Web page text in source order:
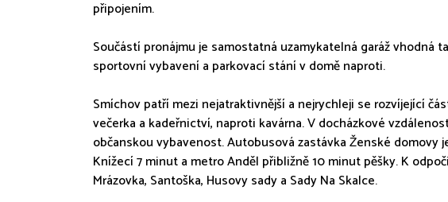
připojením.
Součástí pronájmu je samostatná uzamykatelná garáž vhodná
sportovní vybavení a parkovací stání v domě naproti.
Smíchov patří mezi nejatraktivnější a nejrychleji se rozvíjející
večerka a kadeřnictví, naproti kavárna. V docházkové
občanskou vybavenost. Autobusová zastávka Ženské domovy
Knížecí 7 minut a metro Anděl přibližně 10 minut pěšky. K
Mrázovka, Santoška, Husovy sady a Sady Na Skalce.